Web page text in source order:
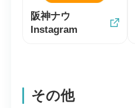
阪神ナウ
Instagram
その他